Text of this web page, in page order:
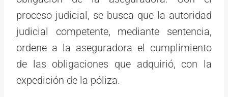
proceso judicial, se busca que la autoridad
judicial competente, mediante sentencia,
ordene a la aseguradora el cumplimiento
de las obligaciones que adquirió, con la
expedición de la póliza.